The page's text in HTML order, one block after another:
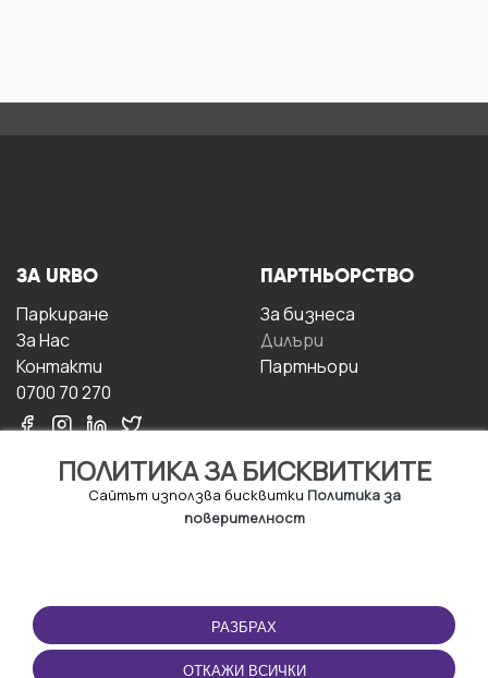
ПОЛИТИКА ЗА БИСКВИТКИТЕ
Сайтът използва бисквитки Политика за
поверителност
РАЗБРАХ
ОТКАЖИ ВСИЧКИ
ЗА URBO
Паркиране
За Hас
Контакти
0700 70 270
ПАРТНЬОРСТВО
За бизнесa
Дилъри
Партньори
ПОЛЗВАНЕ
Правила и условия за
ползване
ПРИЛОЖЕНИЕТО